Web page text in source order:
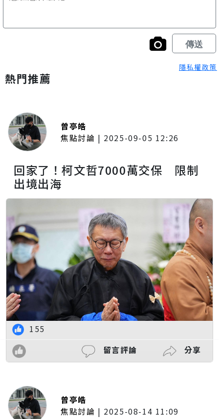
隱私權政策
熱門推薦
曾亭皓
焦點討論 | 2025-09-05 12:26
回家了！柯文哲7000萬交保 限制
出境出海
155
留言評論
分享
曾亭皓
焦點討論 | 2025-08-14 11:09